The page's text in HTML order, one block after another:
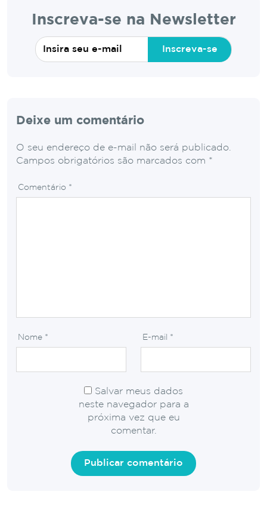
Inscreva-se na Newsletter
Inscreva-se
Deixe um comentário
O seu endereço de e-mail não será publicado.
Campos obrigatórios são marcados com *
Comentário *
Nome * E-mail *
Salvar meus dados
neste navegador para a
próxima vez que eu
comentar.